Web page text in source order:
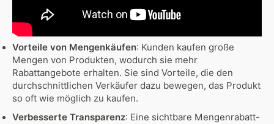
Vorteile von Mengenkäufen: Kunden kaufen große
Mengen von Produkten, wodurch sie mehr
Rabattangebote erhalten. Sie sind Vorteile, die den
durchschnittlichen Verkäufer dazu bewegen, das Produkt
so oft wie möglich zu kaufen.
Verbesserte Transparenz: Eine sichtbare Mengenrabatt-